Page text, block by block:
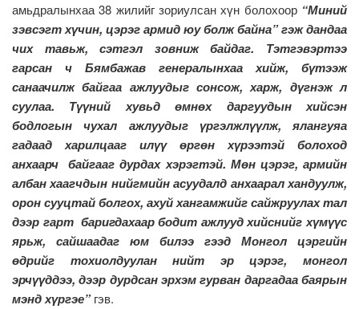
амьдралынхаа 38 жилийг зориулсан хүн болохоор “Миний
зэвсэгт хүчин, цэрэг армид юу болж байна” гэж дандаа
чих тавьж, сэтгэл зовниж байдаг. Тэтгэвэртээ
гарсан ч Бямбажав генералынхаа хийж, бүтээж
санаачилж байгаа ажлуудыг сонсож, харж, дүгнэж л
суулаа. Түүний хувьд өмнөх даргуудын хийсэн
бодлогын чухал ажлуудыг үргэлжлүүлж, ялангуяа
гадаад харилцааг илүү өргөн хүрээтэй болоход
анхаарч байгааг дурдах хэрэгтэй. Мөн цэрэг, армийн
албан хаагчдын нийгмийн асуудалд анхаарал хандуулж,
орон сууцтай болгох, ахуй хангамжийг сайжруулах тал
дээр гарт баригдахаар бодит ажлууд хийснийг хүмүүс
ярьж, сайшаадаг юм билээ гээд Монгол цэргийн
өдрийг тохиолдуулан нийт эр цэрэг, монгол
эрчүүддээ, дээр дурдсан эрхэм гурван даргадаа баярын
мэнд хүргэе”гэв.